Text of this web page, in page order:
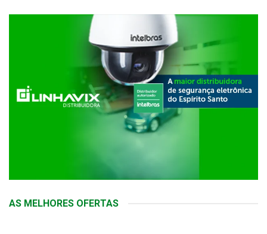
AS MELHORES OFERTAS